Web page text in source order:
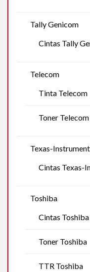
Tally Genicom
Cintas Tally
Telecom
Tinta Telecom
Toner Telecom
Texas-
Cintas Texas-
Toshiba
Cintas Toshiba
Toner Toshiba
TTR Toshiba